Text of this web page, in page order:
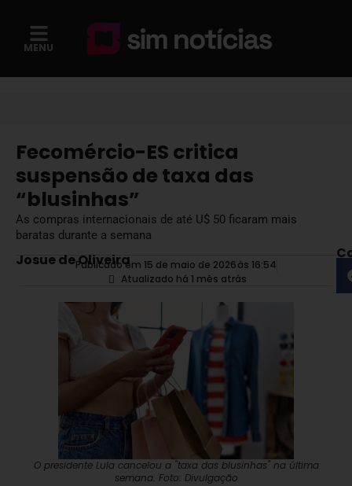
MENU
Fecomércio-ES critica
suspensão de taxa das
“blusinhas”
As compras internacionais de até U$ 50 ficaram mais
baratas durante a semana
Josue de OliveiraPublicado em 15 de maio de 2026às 16:54
Atualizado há 1 mês atrás
O presidente Lula cancelou a "taxa das blusinhas" na última
semana. Foto: Divulgação